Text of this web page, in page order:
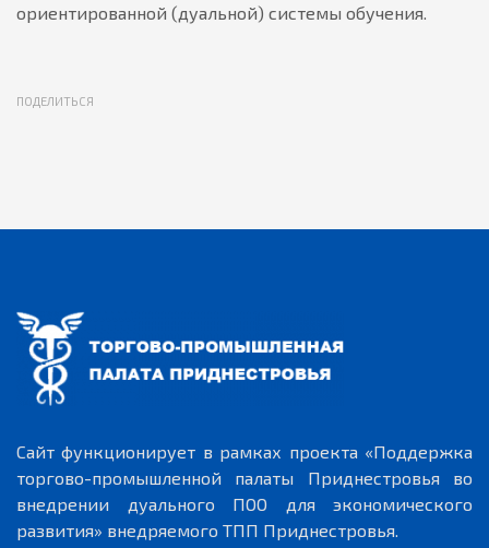
ориентированной (дуальной) системы обучения.
ПОДЕЛИТЬСЯ
Сайт функционирует в рамках проекта «Поддержка
торгово-промышленной палаты Приднестровья во
внедрении дуального ПОО для экономического
развития» внедряемого ТПП Приднестровья.